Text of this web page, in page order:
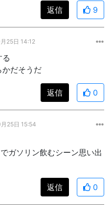
返信
9
25日 14:12
かだそうだ
返信 0
25日 15:54
ガソリン飲むシーン思い出
返信 0